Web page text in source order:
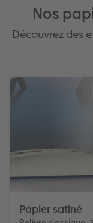
Nos
Découvrez des
Papier satiné